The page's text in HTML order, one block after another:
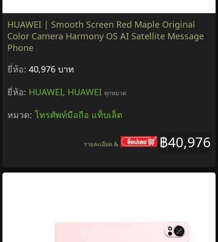
HUAWEI | Smooth Screen Red Maple Original
Color Camera Harmony OS AI Satellite Message
Phone
ยี่ห้อ: 40,976 บาท
ยี่ห้อ: HUAWEI, HUAWEI ทุกหมวด
หมวด: โทรศัพท์มือถือ แท็บเล็ต
฿40,976
รายละเอียด &